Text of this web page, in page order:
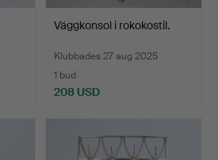
Väggkonsol i rokokostil.
Klubbades 27 aug 2025
1 bud
208 USD